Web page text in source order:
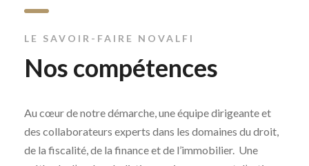
LE SAVOIR-FAIRE NOVALFI
Nos compétences
Au cœur de notre démarche, une équipe dirigeante et
des collaborateurs experts dans les domaines du droit,
de la fiscalité, de la finance et de l’immobilier. Une